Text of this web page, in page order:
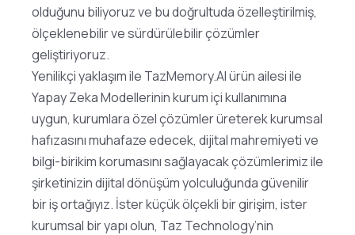
olduğunu biliyoruz ve bu doğrultuda özelleştirilmiş,
ölçeklenebilir ve sürdürülebilir çözümler
geliştiriyoruz.
Yenilikçi yaklaşım ile TazMemory.AI ürün ailesi ile
Yapay Zeka Modellerinin kurum içi kullanımına
uygun, kurumlara özel çözümler üreterek kurumsal
hafızasını muhafaze edecek, dijital mahremiyeti ve
bilgi-birikim korumasını sağlayacak çözümlerimiz ile
şirketinizin dijital dönüşüm yolculuğunda güvenilir
bir iş ortağıyız. İster küçük ölçekli bir girişim, ister
kurumsal bir yapı olun, Taz Technology’nin